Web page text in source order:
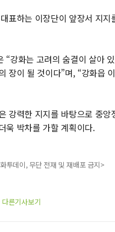
표하는 이장단이 앞장서 지
“강화는 고려의 숨결이 살아
장이 될 것이다”며, “강화읍
강력한 지지를 바탕으로 중
욱 박차를 가할 계획이다.
투데이, 무단 전재 및 재배포 금지>
다른기사보기